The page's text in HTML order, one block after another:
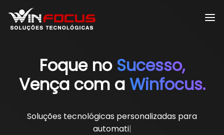
Foque no Sucesso,
Vença com a Winfocus.
Soluções tecnológicas personalizadas para
automatizar pro